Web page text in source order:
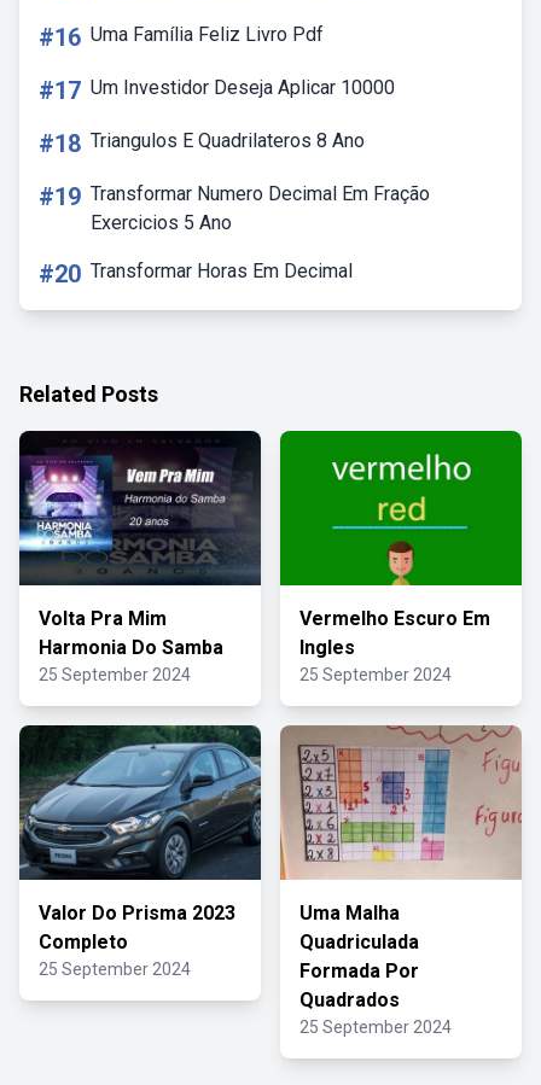
#16 Uma Família Feliz Livro Pdf
#17 Um Investidor Deseja Aplicar 10000
#18 Triangulos E Quadrilateros 8 Ano
#19 Transformar Numero Decimal Em Fração
Exercicios 5 Ano
#20 Transformar Horas Em Decimal
Related Posts
Volta Pra Mim
Harmonia Do Samba
25 September 2024
Vermelho Escuro Em
Ingles
25 September 2024
Valor Do Prisma 2023
Completo
25 September 2024
Uma Malha
Quadriculada
Formada Por
Quadrados
25 September 2024